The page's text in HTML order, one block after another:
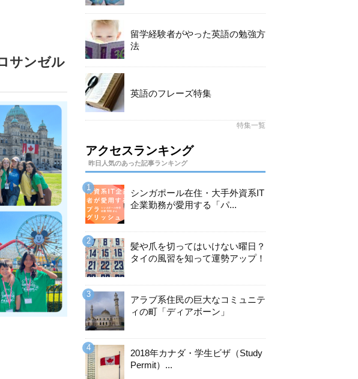
サンゼル
留学経験者がやった英語の勉強方
法
英語のフレーズ特集
特集一覧
アクセスランキング
昨日人気のあった記事ランキング
シンガポール在住・大手外資系IT
企業勤務が愛用する「パ...
髪や爪を切ってはいけない曜日？
タイの風習を知って運勢アップ！
アラブ系住民の巨大なコミュニテ
ィの町「ディアボーン」
2018年カナダ・学生ビザ（Study
Permit）...